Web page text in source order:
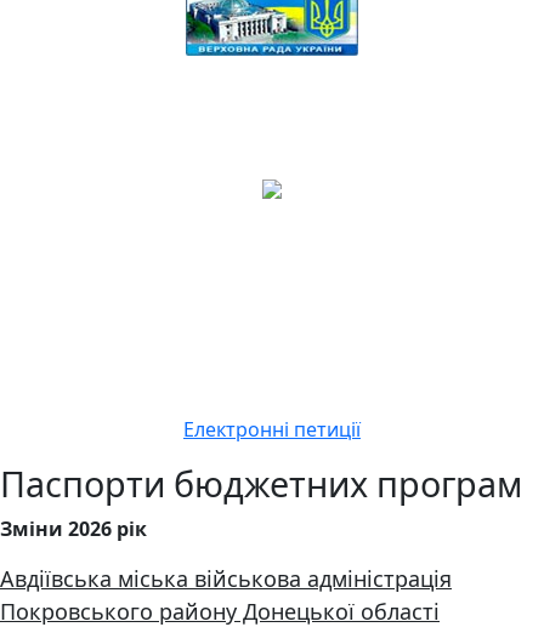
Електронні петиції
Паспорти бюджетних програм
Зміни 2026 рік
Авдіївська міська військова адміністрація
Покровського району Донецької області